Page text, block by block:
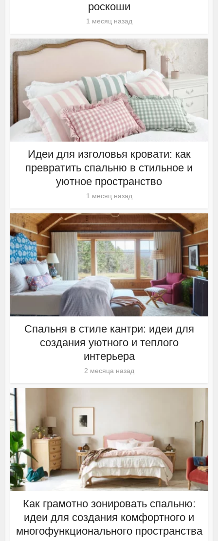
роскоши
1 месяц назад
Идеи для изголовья кровати: как
превратить спальню в стильное и
уютное пространство
1 месяц назад
Спальня в стиле кантри: идеи для
создания уютного и теплого
интерьера
2 месяца назад
Как грамотно зонировать спальню:
идеи для создания комфортного и
многофункционального пространства